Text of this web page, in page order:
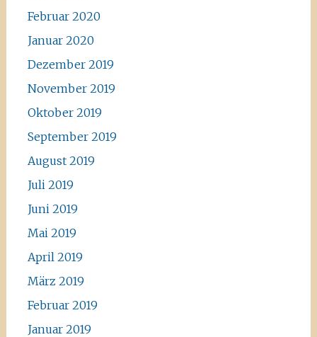
Februar 2020
Januar 2020
Dezember 2019
November 2019
Oktober 2019
September 2019
August 2019
Juli 2019
Juni 2019
Mai 2019
April 2019
März 2019
Februar 2019
Januar 2019